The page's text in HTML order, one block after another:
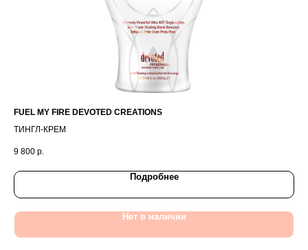
FUEL MY FIRE DEVOTED CREATIONS
ТИНГЛ-КРЕМ
9 800 р.
Подробнее
Нет в наличии